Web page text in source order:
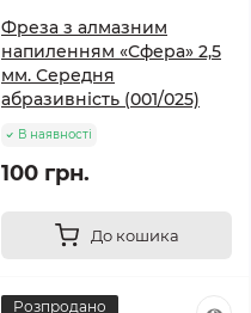
Фреза з алмазним
напиленням «Сфера» 2,5
мм. Середня
абразивність (001/025)
В наявності
100 грн.
До кошика
Розпродано